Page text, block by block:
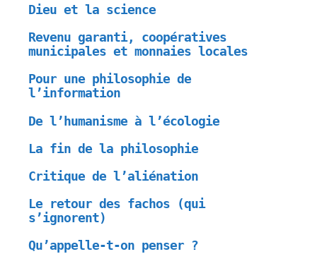
Dieu et la science
Revenu garanti, coopératives
municipales et monnaies locales
Pour une philosophie de
l’information
De l’humanisme à l’écologie
La fin de la philosophie
Critique de l’aliénation
Le retour des fachos (qui
s’ignorent)
Qu’appelle-t-on penser ?